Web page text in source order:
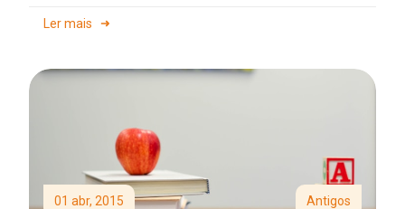
Ler mais
01 abr, 2015 Antigos